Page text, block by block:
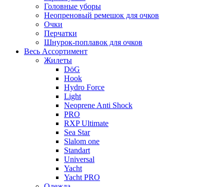
Головные уборы
Неопреновый ремешок для очков
Очки
Перчатки
Шнурок-поплавок для очков
Весь Ассортимент
Жилеты
DöG
Hook
Hydro Force
Light
Neoprene Anti Shock
PRO
RXP Ultimate
Sea Star
Slalom one
Standart
Universal
Yacht
Yacht PRO